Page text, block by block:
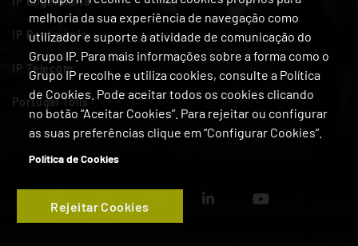
melhoria da sua experiência de navegação como
utilizador e suporte à atividade de comunicação do
Grupo IP. Para mais informações sobre a forma como o
Grupo IP recolhe e utiliza cookies, consulte a Política
de Cookies. Pode aceitar todos os cookies clicando
no botão “Aceitar Cookies”. Para rejeitar ou configurar
as suas preferências clique em “Configurar Cookies”.
Política de Cookies
Rejeitar Cookies
IP Património
IP Telecom
Portugal Tolls